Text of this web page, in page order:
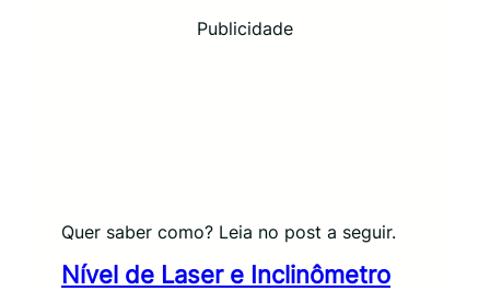
Publicidade
Quer saber como? Leia no post a seguir.
Nível de Laser e Inclinômetro